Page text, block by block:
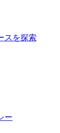
スを探索
ー